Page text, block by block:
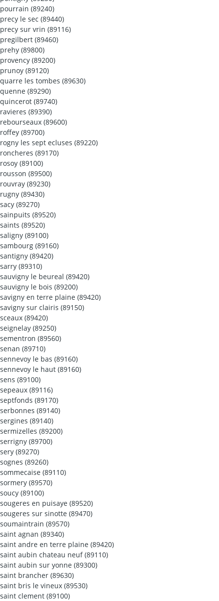
pourrain (89240)
precy le sec (89440)
precy sur vrin (89116)
pregilbert (89460)
prehy (89800)
provency (89200)
prunoy (89120)
quarre les tombes (89630)
quenne (89290)
quincerot (89740)
ravieres (89390)
rebourseaux (89600)
roffey (89700)
rogny les sept ecluses (89220)
roncheres (89170)
rosoy (89100)
rousson (89500)
rouvray (89230)
rugny (89430)
sacy (89270)
sainpuits (89520)
saints (89520)
saligny (89100)
sambourg (89160)
santigny (89420)
sarry (89310)
sauvigny le beureal (89420)
sauvigny le bois (89200)
savigny en terre plaine (89420)
savigny sur clairis (89150)
sceaux (89420)
seignelay (89250)
sementron (89560)
senan (89710)
sennevoy le bas (89160)
sennevoy le haut (89160)
sens (89100)
sepeaux (89116)
septfonds (89170)
serbonnes (89140)
sergines (89140)
sermizelles (89200)
serrigny (89700)
sery (89270)
sognes (89260)
sommecaise (89110)
sormery (89570)
soucy (89100)
sougeres en puisaye (89520)
sougeres sur sinotte (89470)
soumaintrain (89570)
saint agnan (89340)
saint andre en terre plaine (89420)
saint aubin chateau neuf (89110)
saint aubin sur yonne (89300)
saint brancher (89630)
saint bris le vineux (89530)
saint clement (89100)